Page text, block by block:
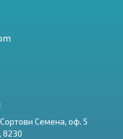
Семена, оф. 5
, 8230